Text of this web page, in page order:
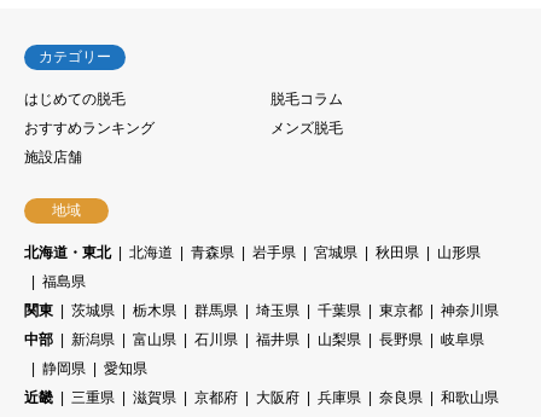
カテゴリー
はじめての脱毛
脱毛コラム
おすすめランキング
メンズ脱毛
施設店舗
地域
北海道・東北 北海道 青森県 岩手県 宮城県 秋田県
山形県
福島県
関東
茨城県 栃木県 群馬県 埼玉県 千葉県 東京都
神奈川県
中部
新潟県 富山県 石川県 福井県 山梨県 長野県
岐阜県
静岡県
愛知県
近畿
三重県 滋賀県 京都府 大阪府 兵庫県 奈良県
和歌山県